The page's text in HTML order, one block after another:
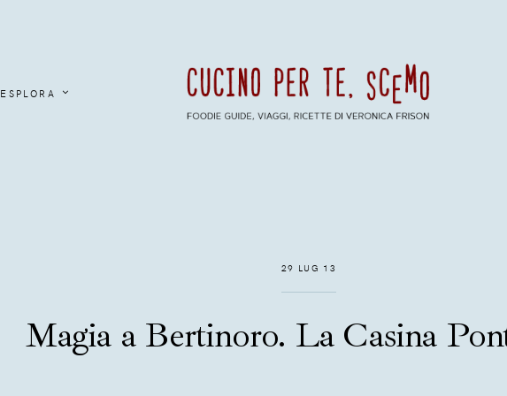
ESPLORA
29 LUG 13
Magia a Bertinoro. La Casina